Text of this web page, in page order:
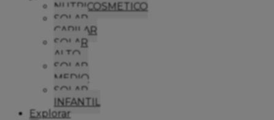
NUTRICOSMETICO
SOLAR
CAPILAR
SOLAR
ALTO
SOLAR
MEDIO
SOLAR
INFANTIL
Explorar